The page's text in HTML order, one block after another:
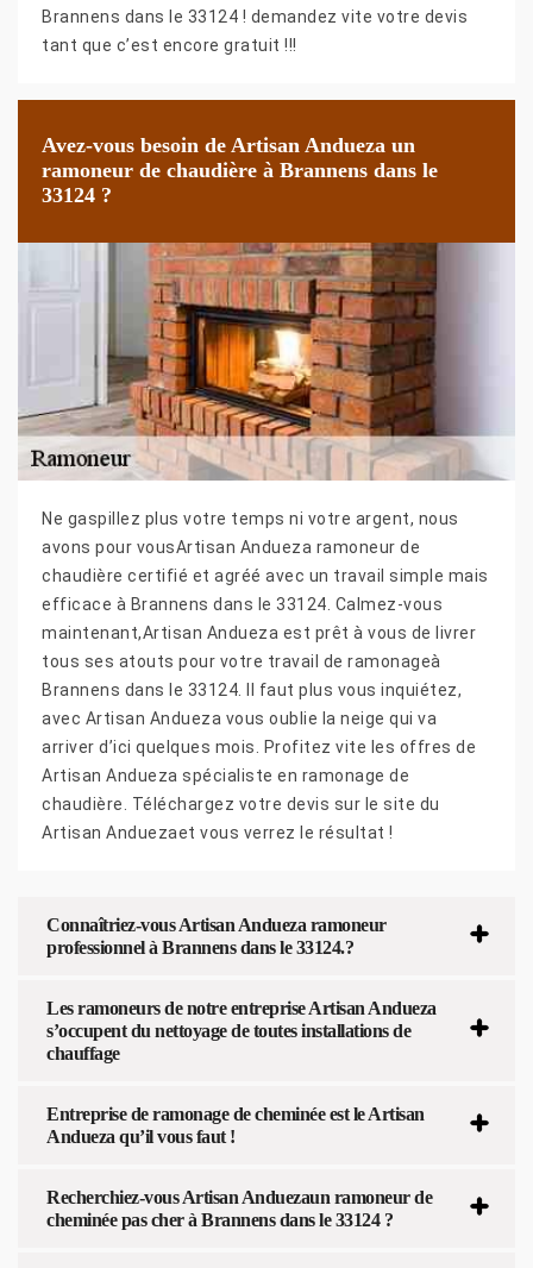
Brannens dans le 33124 ! demandez vite votre devis
tant que c’est encore gratuit !!!
Avez-vous besoin de Artisan Andueza un
ramoneur de chaudière à Brannens dans le
33124 ?
Ne gaspillez plus votre temps ni votre argent, nous
avons pour vousArtisan Andueza ramoneur de
chaudière certifié et agréé avec un travail simple mais
efficace à Brannens dans le 33124. Calmez-vous
maintenant,Artisan Andueza est prêt à vous de livrer
tous ses atouts pour votre travail de ramonageà
Brannens dans le 33124. Il faut plus vous inquiétez,
avec Artisan Andueza vous oublie la neige qui va
arriver d’ici quelques mois. Profitez vite les offres de
Artisan Andueza spécialiste en ramonage de
chaudière. Téléchargez votre devis sur le site du
Artisan Anduezaet vous verrez le résultat !
Connaîtriez-vous Artisan Andueza ramoneur
professionnel à Brannens dans le 33124.?
Les ramoneurs de notre entreprise Artisan Andueza
s’occupent du nettoyage de toutes installations de
chauffage
Entreprise de ramonage de cheminée est le Artisan
Andueza qu’il vous faut !
Recherchiez-vous Artisan Anduezaun ramoneur de
cheminée pas cher à Brannens dans le 33124 ?